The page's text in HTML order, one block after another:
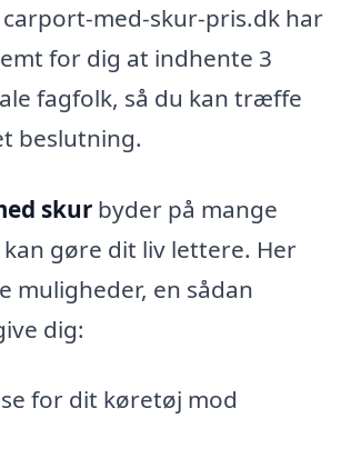
med-skur-pris.dk har
for dig at indhente 3
fagfolk, så du kan træffe
beslutning.
skur byder på mange
gøre dit liv lettere. Her
muligheder, en sådan
dig:
for dit køretøj mod